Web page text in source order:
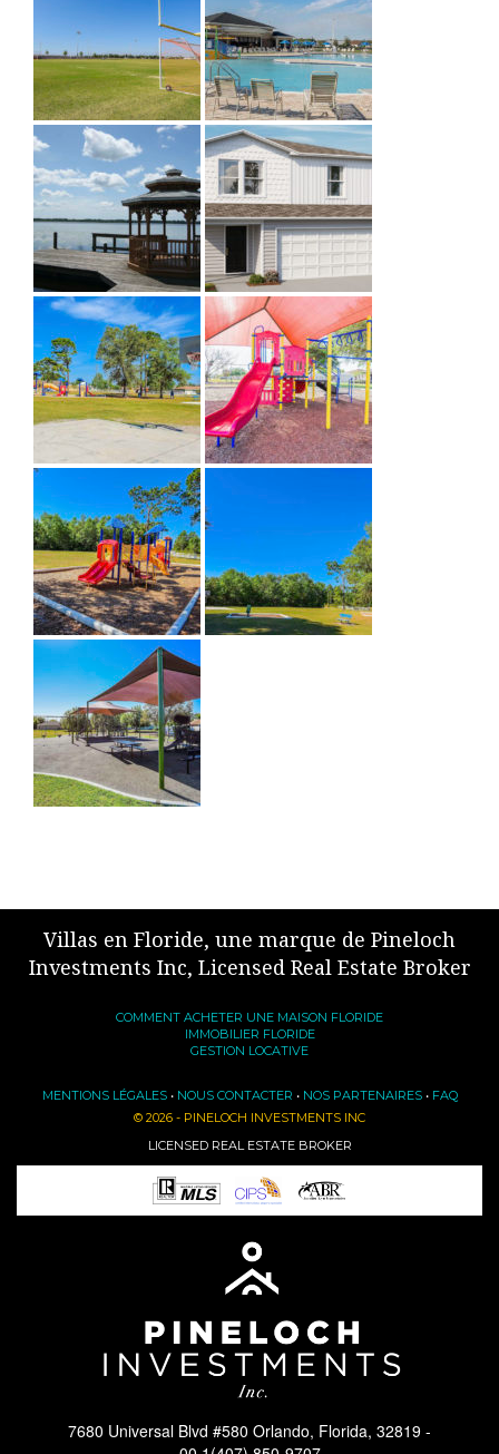
Villas en Floride, une marque de Pineloch
Investments Inc, Licensed Real Estate Broker
COMMENT ACHETER UNE MAISON FLORIDE
IMMOBILIER FLORIDE
GESTION LOCATIVE
MENTIONS LÉGALES• NOUS CONTACTER • NOS PARTENAIRES• FAQ
© 2026 - PINELOCH INVESTMENTS INC
LICENSED REAL ESTATE BROKER
7680 Universal Blvd #580 Orlando, Florida, 32819 -